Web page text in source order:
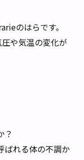
のはらです。
や気温の変化が
？
ばれる体の不調か